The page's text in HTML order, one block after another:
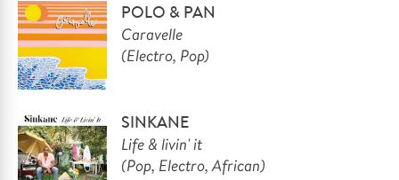
POLO & PAN
Caravelle
(Electro, Pop)
SINKANE
Life & livin' it
(Pop, Electro, African)